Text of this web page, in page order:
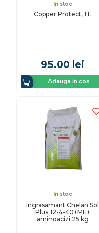
In stoc
Copper Protect, 1 L
95.00 lei
Adauga in cos
In stoc
Ingrasamant Chelan Sol
Plus 12-4-40+ME+
aminoacizi 25 kg